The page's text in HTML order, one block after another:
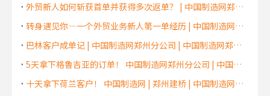
外贸新人如何斩获首单并获得多次返单？ | 中国制造网郑州分公司 | 中国制造网郑州服务中心 | 中国制造网河南代理商
转身遇见你—一个外贸业务新人第一单经历 | 中国制造网郑州分公司 | 中国制造网郑州服务中心 | 中国制造网河南代理商
巴林客户成单记 | 中国制造网郑州分公司 | 中国制造网郑州服务中心 | 中国制造网河南代理商
5天拿下格鲁吉亚的订单！ 中国制造网郑州分公司 | 中国制造网郑州服务中心 | 中国制造网河南代理商
十天拿下荷兰客户！ 中国制造网 | 郑州建桥 | 中国制造网郑州服务中心 | 中国制造网河南代理商